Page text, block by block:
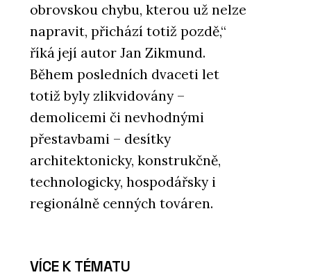
obrovskou chybu, kterou už nelze
napravit, přichází totiž pozdě,“
říká její autor Jan Zikmund.
Během posledních dvaceti let
totiž byly zlikvidovány –
demolicemi či nevhodnými
přestavbami – desítky
architektonicky, konstrukčně,
technologicky, hospodářsky i
regionálně cenných továren.
VÍCE K TÉMATU